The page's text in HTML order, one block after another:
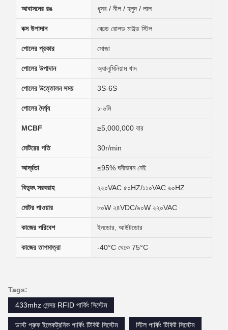
আবাসনের রঙ ধূসর / নীল / হলুদ / লাল
বক্স উপাদান কোল্ড রোলড মাইল্ড স্টিল
পোলের প্রকার সোজা
পোলের উপাদান অ্যালুমিনিয়াম খাদ
পোলের উত্তোলন সময় 3S-6S
পোলের দৈর্ঘ্য ১-৬মি
MCBF ≥5,000,000 বার
মোটরের গতি 30r/min
আর্দ্রতা ≤95% ঘনীভবন নেই
বিদ্যুৎ সরবরাহ ২২০VAC ৫০HZ/১১০VAC ৬০HZ
মোটর পাওয়ার ৮০W ২৪VDC/৯০W ২২০VAC
কাজের পরিবেশ ইনডোর, আউটডোর
কাজের তাপমাত্রা -40°C থেকে 75°C
Tags:
433mhz সেন্সর RFID পার্কিং সিস্টেম
ডাস্ট প্রুফ ইলেকট্রনিক পার্কিং টিকিট সিস্টেম স্টিল পার্কিং টিকিট সিস্টেম